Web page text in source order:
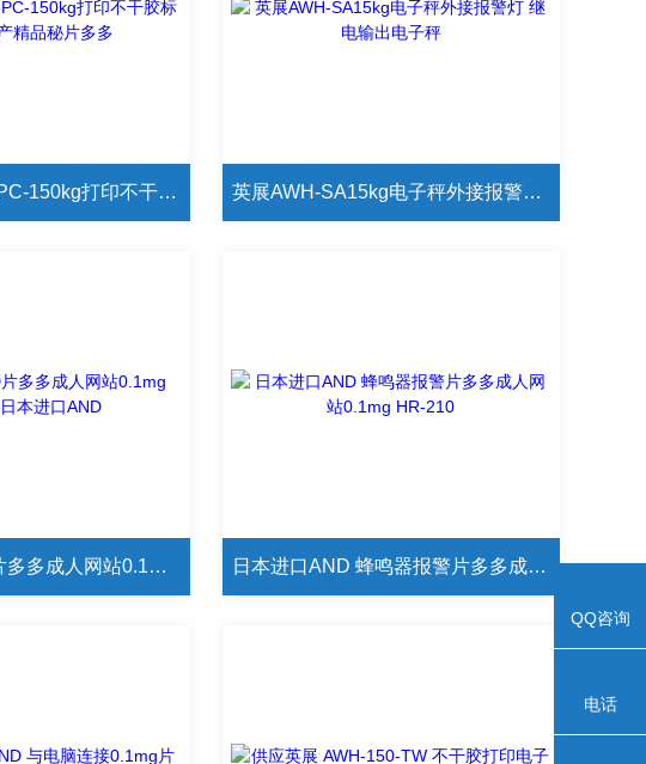
惠而邦XK3108-PC-150kg打印不干胶标签成人国产精品秘片多多 英展AWH-SA15kg电子秤外接报警灯 继电输出电子秤
日本AND AND片多多成人网站0.1mg HR-210日本进口AND 日本进口AND 蜂鸣器报警片多多成人网站0.1mg HR-210
QQ咨询
电话